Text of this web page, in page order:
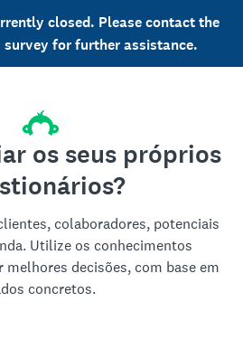
closed. Please contact the
for further assistance.
os seus próprios
colaboradores, potenciais
Utilize os conhecimentos
decisões, com base em
concretos.